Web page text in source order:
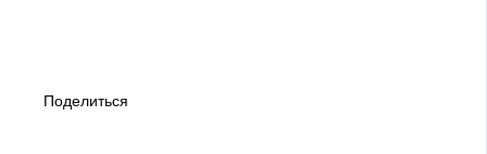
Поделиться